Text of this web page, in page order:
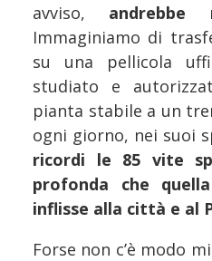
avviso, andrebbe
Immaginiamo di
su una pellicola
studiato e
pianta stabile a un
ogni giorno, nei suoi
ricordi le 85 vite
profonda che
inflisse alla città e al
Forse non c’è modo